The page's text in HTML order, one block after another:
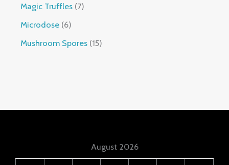
Magic Truffles 7
Microdose 6
Mushroom Spores 15
August 2026